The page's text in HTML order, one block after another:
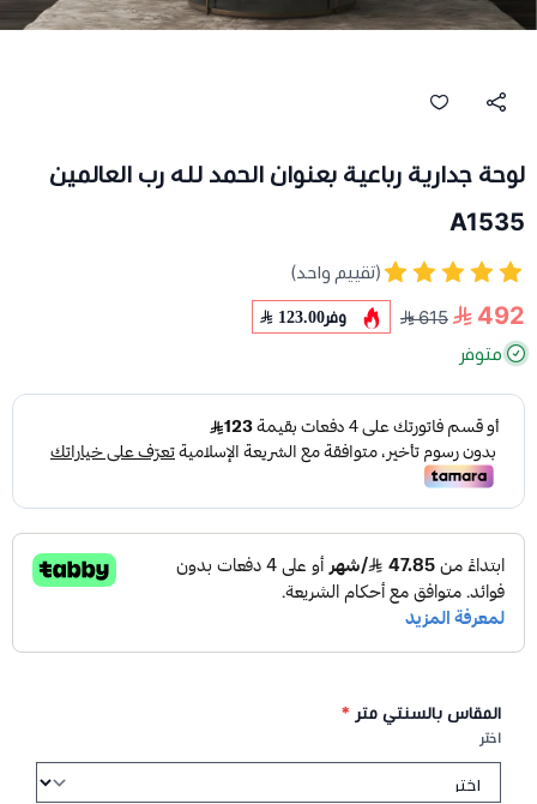
لوحة جدارية رباعية بعنوان الحمد لله رب العالمين
A1535
(تقييم واحد)
492
615 وفر123.00
متوفر
المقاس بالسنتي متر *
اختر